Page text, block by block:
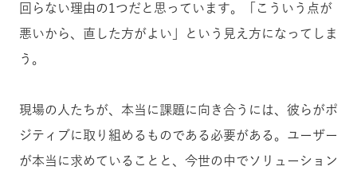
回らない理由の1つだと思っています。「こういう点が
悪いから、直した方がよい」という見え方になってしま
う。
現場の人たちが、本当に課題に向き合うには、彼らがポ
ジティブに取り組めるものである必要がある。ユーザー
が本当に求めていることと、今世の中でソリューション